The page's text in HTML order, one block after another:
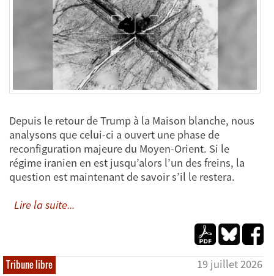
Depuis le retour de Trump à la Maison blanche, nous
analysons que celui-ci a ouvert une phase de
reconfiguration majeure du Moyen-Orient. Si le
régime iranien en est jusqu’alors l’un des freins, la
question est maintenant de savoir s’il le restera.
Lire la suite...
Tribune libre 19 juillet 2026